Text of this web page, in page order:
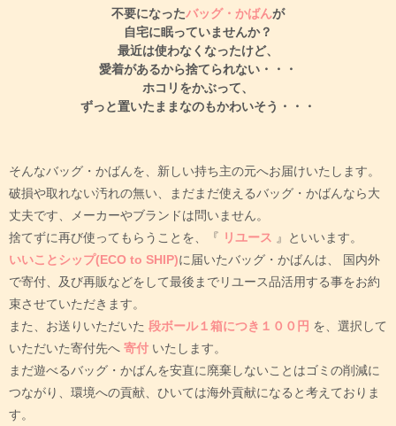
不要になったバッグ・かばんが
自宅に眠っていませんか？
最近は使わなくなったけど、
愛着があるから捨てられない・・・
ホコリをかぶって、
ずっと置いたままなのもかわいそう・・・
そんなバッグ・かばんを、新しい持ち主の元へお届けいたします。
破損や取れない汚れの無い、まだまだ使えるバッグ・かばんなら大
丈夫です、メーカーやブランドは問いません。
捨てずに再び使ってもらうことを、『 リユース 』といいます。
いいことシップ(ECO to SHIP)に届いたバッグ・かばんは、
国内外
で寄付、及び再販などをして最後までリユース品活用する事をお約
束させていただきます。
また、お送りいただいた 段ボール１箱につき１００円 を、選択して
いただいた寄付先へ 寄付 いたします。
まだ遊べるバッグ・かばんを安直に廃棄しないことはゴミの削減に
つながり、環境への貢献、ひいては海外貢献になると考えておりま
す。